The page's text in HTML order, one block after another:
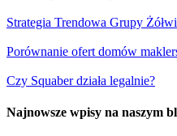
Strategia Trendowa Grupy Żółwi
Porównanie ofert domów
Czy Squaber działa legalnie?
Najnowsze wpisy na naszym